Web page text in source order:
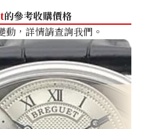
的參考收購價格
動，詳情請查詢我們。